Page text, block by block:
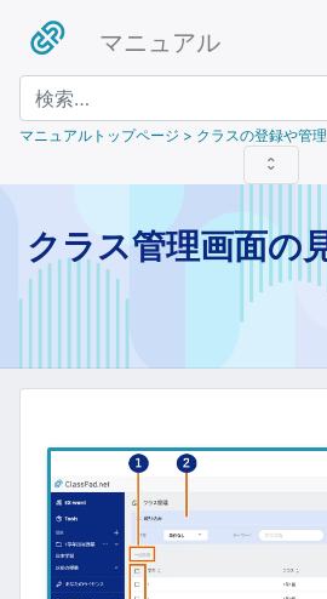
マニュアル
検索
マニュアルトップページ > クラスの登録や管
クラス管理画面の